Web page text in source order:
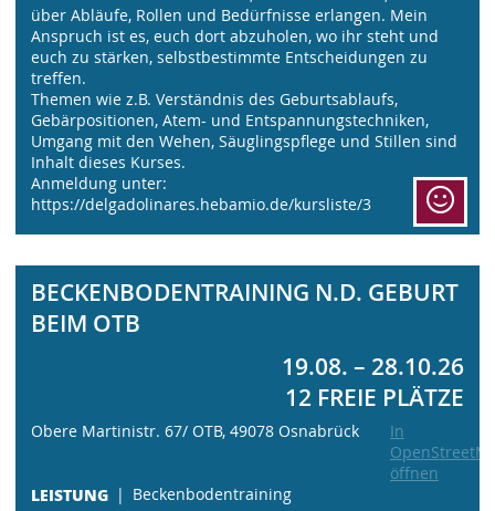
über Abläufe, Rollen und Bedürfnisse erlangen. Mein
Anspruch ist es, euch dort abzuholen, wo ihr steht und
euch zu stärken, selbstbestimmte Entscheidungen zu
treffen.
Themen wie z.B. Verständnis des Geburtsablaufs,
Gebärpositionen, Atem- und Entspannungstechniken,
Umgang mit den Wehen, Säuglingspflege und Stillen sind
Inhalt dieses Kurses.
Anmeldung unter:
https://delgadolinares.hebamio.de/kursliste/3
BECKENBODENTRAINING N.D. GEBURT
BEIM OTB
19.08. – 28.10.26
12 FREIE PLÄTZE
Obere Martinistr. 67/ OTB, 49078 Osnabrück
In
öffnen
LEISTUNG
Beckenbodentraining